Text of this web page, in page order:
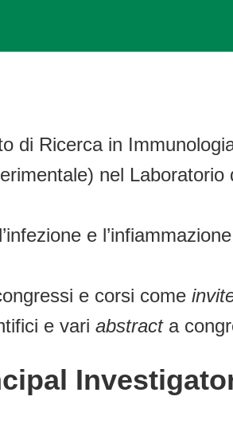
di Ricerca in
nel Laboratorio
e
e corsi come
e vari abstracta